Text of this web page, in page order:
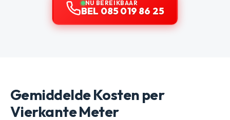
NU BEREIKBAAR
BEL 085 019 86 25
Gemiddelde Kosten per
Vierkante Meter